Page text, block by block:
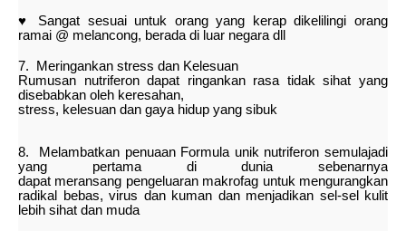
♥ Sangat sesuai untuk orang yang kerap dikelilingi orang
ramai @ melancong, berada di luar negara dll
7. Meringankan stress dan Kelesuan
Rumusan nutriferon dapat ringankan rasa tidak sihat yang
disebabkan oleh keresahan,
stress, kelesuan dan gaya hidup yang sibuk
8. Melambatkan penuaan Formula unik nutriferon semulajadi
yang pertama di dunia sebenarnya
dapat meransang pengeluaran makrofag untuk mengurangkan
radikal bebas, virus dan kuman dan menjadikan sel-sel kulit
lebih sihat dan muda